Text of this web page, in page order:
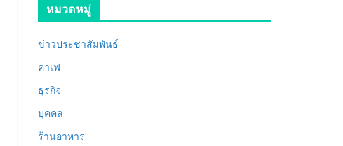
หมวดหมู่
ข่าวประชาสัมพันธ์
คาเฟ่
ธุรกิจ
บุคคล
ร้านอาหาร